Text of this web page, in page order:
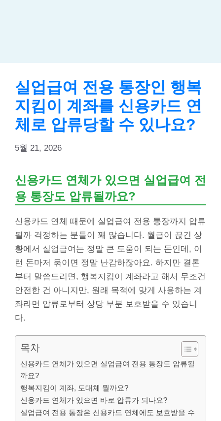
실업급여 전용 통장인 행복
지킴이 계좌를 신용카드 연
체로 압류당할 수 있나요?
5월 21, 2026
신용카드 연체가 있으면 실업급여 전
용 통장도 압류될까요?
신용카드 연체 때문에 실업급여 전용 통장까지 압류
될까 걱정하는 분들이 꽤 많습니다. 월급이 끊긴 상
황에서 실업급여는 정말 큰 도움이 되는 돈인데, 이
런 돈마저 묶이면 정말 난감하잖아요. 하지만 결론
부터 말씀드리면, 행복지킴이 계좌라고 해서 무조건
안전한 건 아니지만, 원래 목적에 맞게 사용하는 계
좌라면 압류로부터 상당 부분 보호받을 수 있습니
다.
목차
신용카드 연체가 있으면 실업급여 전용 통장도 압류될
까요?
행복지킴이 계좌, 도대체 뭘까요?
신용카드 연체가 있으면 바로 압류가 되나요?
실업급여 전용 통장은 신용카드 연체에도 보호받을 수